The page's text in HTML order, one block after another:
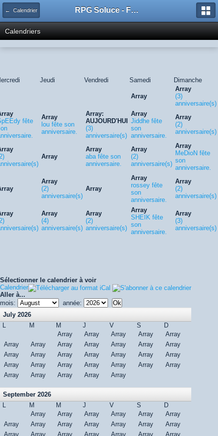
← Calendrier RPG Soluce - Forum
Calendriers
Jeudi Vendredi Samedi Dimanche
Array
Array
(3)
anniversaire(s)
fête
Array
lou fête son
anniversaire.
Array:
AUJOURD'HUI
(3)
anniversaire(s)
Array
Jiddhe fête
son
anniversaire.
Array
(2)
anniversaire(s)
Array
Array
aba fête son
anniversaire.
Array
(2)
anniversaire(s)
Array
MeDioN fête
son
anniversaire.
Array
(2)
anniversaire(s)
Array
Array
rossey fête
son
anniversaire.
Array
(2)
anniversaire(s)
Array
(4)
anniversaire(s)
Array
(2)
anniversaire(s)
Array
SHEIK fête
son
anniversaire.
Array
(3)
anniversaire(s)
Sélectionner le calendrier à voir
Calendrier
Aller à...
mois:
année:
July 2026
L
M M J V S
D
Array
Array Array Array
Array
Array
Array Array Array Array Array
Array
Array
Array Array Array Array Array
Array
Array
Array Array Array Array Array
Array
Array
Array Array Array Array
September 2026
L
M M J V S
D
Array
Array Array Array Array
Array
Array
Array Array Array Array Array
Array
Array
Array Array Array Array Array Array